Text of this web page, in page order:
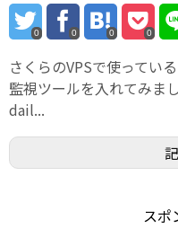
0 0 0 0
さくらのVPSで使ってい
監視ツールを入れてみま
dail...
スポ